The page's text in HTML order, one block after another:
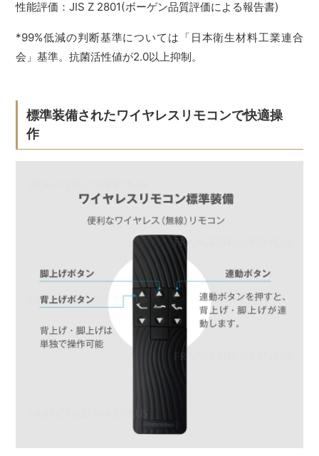
性能評価：JIS Z 2801(ボーゲン品質評価による報告書)
*99%低減の判断基準については「日本衛生材料工業連合
会」基準。抗菌活性値が2.0以上抑制。
標準装備されたワイヤレスリモコンで快適操
作